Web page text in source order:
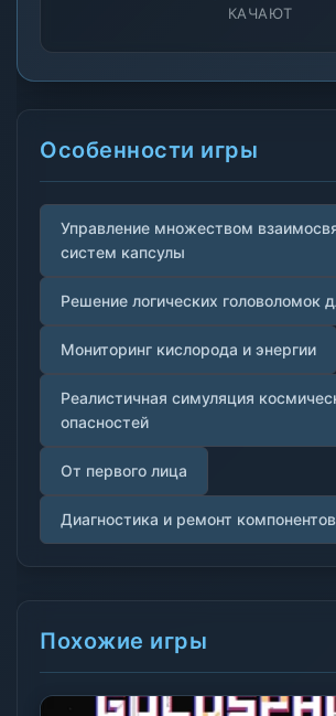
КАЧАЮТ
Особенности игры
Управление множеством
систем капсулы
Решение логических головоломок
Мониторинг кислорода и энергии
Реалистичная симуляция
опасностей
От первого лица
Диагностика и ремонт компонентов
Похожие игры